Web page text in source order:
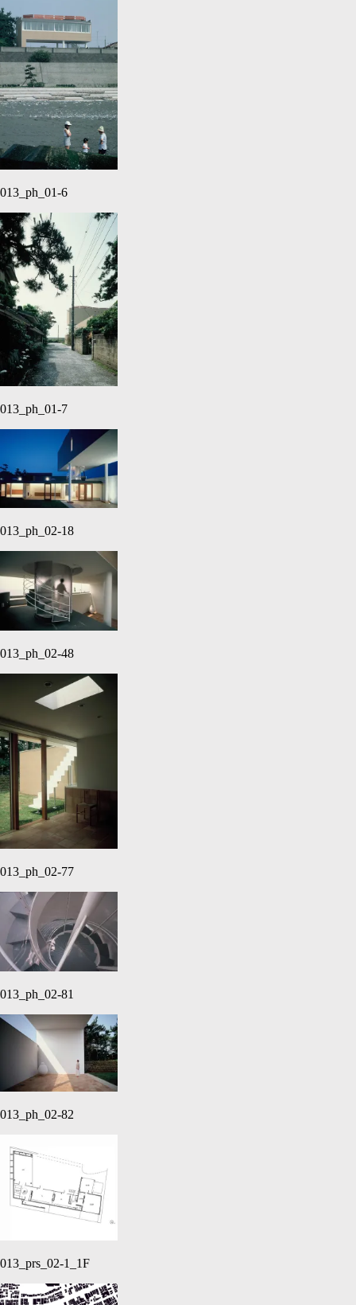
013_ph_01-6
013_ph_01-7
013_ph_02-18
013_ph_02-48
013_ph_02-77
013_ph_02-81
013_ph_02-82
013_prs_02-1_1F